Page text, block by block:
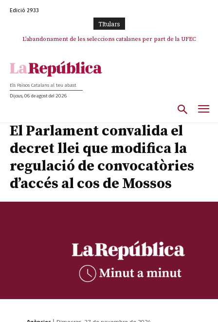
Edició 2933
TItulars
L’abandonament de les seleccions catalanes per part de la UFEC
TV3 perd el lideratge després de 23 mesos: Una deriva sense continguts i
Els Països Catalans al teu abast
Dijous, 06 de agost del 2026
El Parlament convalida el
decret llei que modifica la
regulació de convocatòries
d’accés al cos de Mossos